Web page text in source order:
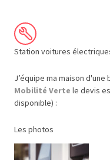
Station voitures
J’équipe ma maison d'une
Mobilité Verte le devis
disponible) :
Les photos